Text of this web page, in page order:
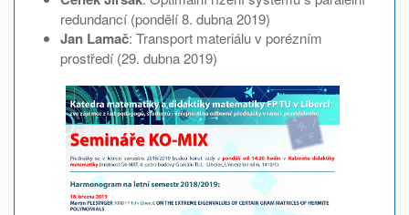
redundancí (pondělí 8. dubna 2019)
Jan Lamač: Transport materiálu v porézním
prostředí (29. dubna 2019)